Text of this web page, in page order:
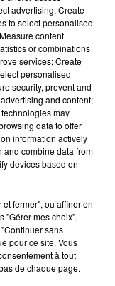
ont
devant les
de
selon les
en revanche
dans le cadre
fou de baisser
Contact FM
advertising; Create
to select personalised
content
or combinations
services; Create
personalised
security, prevent and
and content;
may
data to offer
information actively
and combine data from
devices based on
fermer", ou affiner en
"Gérer mes choix".
sans
pour ce site. Vous
à tout
de chaque page.